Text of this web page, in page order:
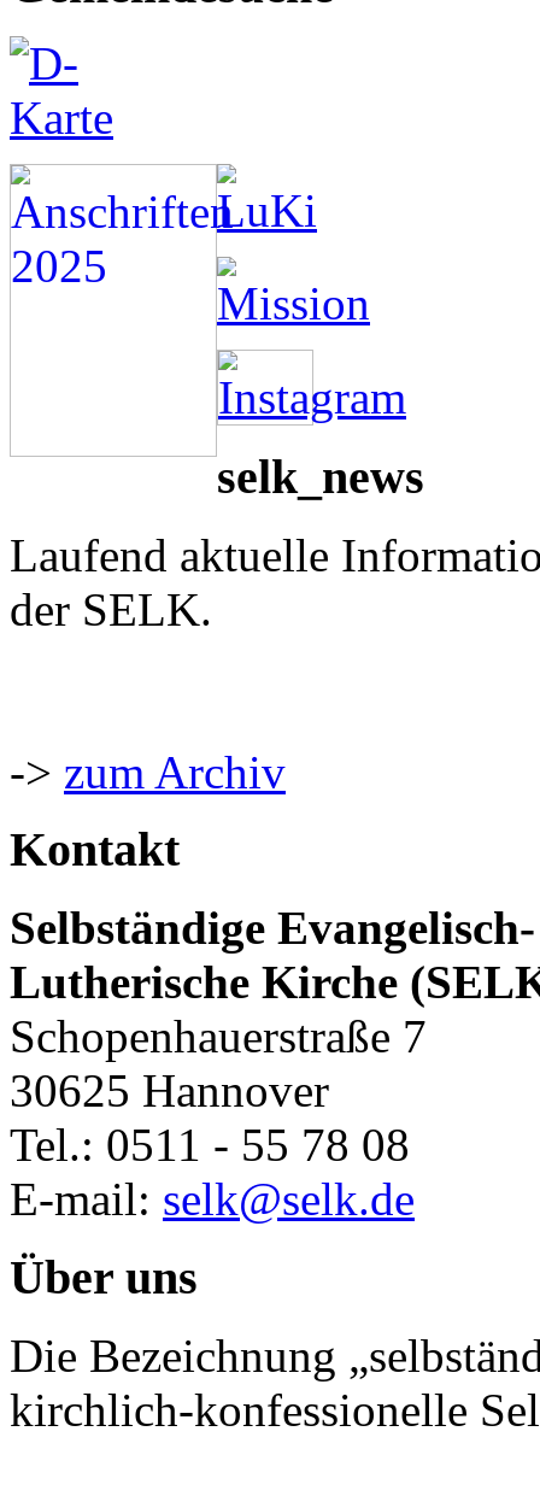
selk_news
Laufend aktuelle
der SELK.
-> zum Archiv
Kontakt
Selbständige Evangelisch-
Lutherische Kirche
Schopenhauerstraße 7
30625 Hannover
Tel.: 0511 - 55 78 08
E-mail: selk@selk.de
Über uns
Die Bezeichnung
kirchlich-konfessionelle